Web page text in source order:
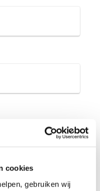
cookies
gebruiken wij